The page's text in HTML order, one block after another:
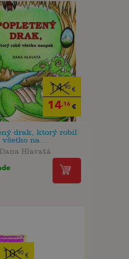
14,90€
14,16€
drak, ktorý robil
všetko na...
Dana Hlavatá
10,90€